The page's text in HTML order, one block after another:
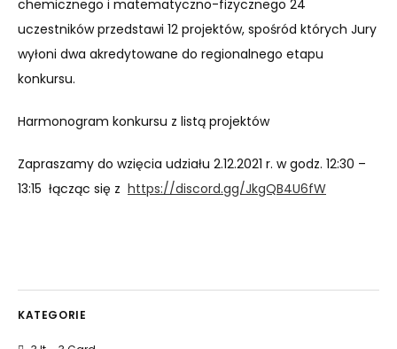
chemicznego i matematyczno-fizycznego 24
uczestników przedstawi 12 projektów, spośród których Jury
wyłoni dwa akredytowane do regionalnego etapu
konkursu.
Harmonogram konkursu z listą projektów
Zapraszamy do wzięcia udziału 2.12.2021 r. w godz. 12:30 –
13:15 łącząc się z https://discord.gg/JkgQB4U6fW
KATEGORIE